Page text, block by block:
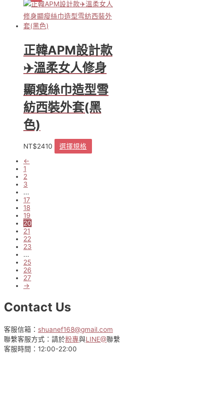
價
格：
價
格：
正韓APM設計款
✈️溫柔女人修身
顯瘦絲巾造型雪
紡西裝外套(黑
色)
NT$2410 選擇規格
←
1
2
3
...
17
18
19
20
21
22
23
...
25
26
27
→
Contact Us
客服信箱： shuanef168@gmail.com
聯繫客服方式：請於粉專與LINE@聯繫
客服時間：12:00-22:00